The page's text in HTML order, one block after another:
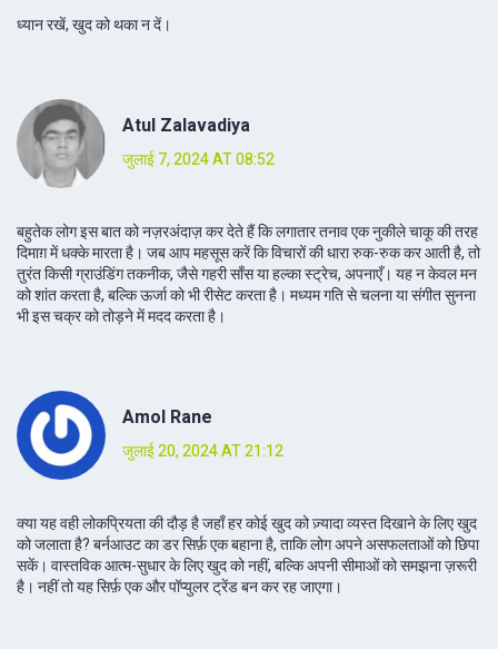
ध्यान रखें, खुद को थका न दें।
Atul Zalavadiya
जुलाई 7, 2024 AT 08:52
बहुतेक लोग इस बात को नज़रअंदाज़ कर देते हैं कि लगातार तनाव एक नुकीले चाकू की तरह
दिमाग़ में धक्के मारता है। जब आप महसूस करें कि विचारों की धारा रुक-रुक कर आती है, तो
तुरंत किसी ग्राउंडिंग तकनीक, जैसे गहरी साँस या हल्का स्ट्रेच, अपनाएँ। यह न केवल मन
को शांत करता है, बल्कि ऊर्जा को भी रीसेट करता है। मध्यम गति से चलना या संगीत सुनना
भी इस चक्र को तोड़ने में मदद करता है।
Amol Rane
जुलाई 20, 2024 AT 21:12
क्या यह वही लोकप्रियता की दौड़ है जहाँ हर कोई खुद को ज़्यादा व्यस्त दिखाने के लिए खुद
को जलाता है? बर्नआउट का डर सिर्फ़ एक बहाना है, ताकि लोग अपने असफलताओं को छिपा
सकें। वास्तविक आत्म-सुधार के लिए खुद को नहीं, बल्कि अपनी सीमाओं को समझना ज़रूरी
है। नहीं तो यह सिर्फ़ एक और पॉप्युलर ट्रेंड बन कर रह जाएगा।